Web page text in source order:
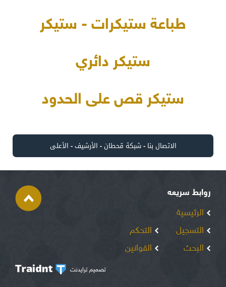
طباعة ستيكرات - ستيكر
ستيكر دائري
ستيكر قص على الحدود
الاتصال بنا -شبكة قحطان- الأرشيف- الأعلى
روابط سريعه
الرئيسية
التسجيل
البحث
التحكم
القوانين